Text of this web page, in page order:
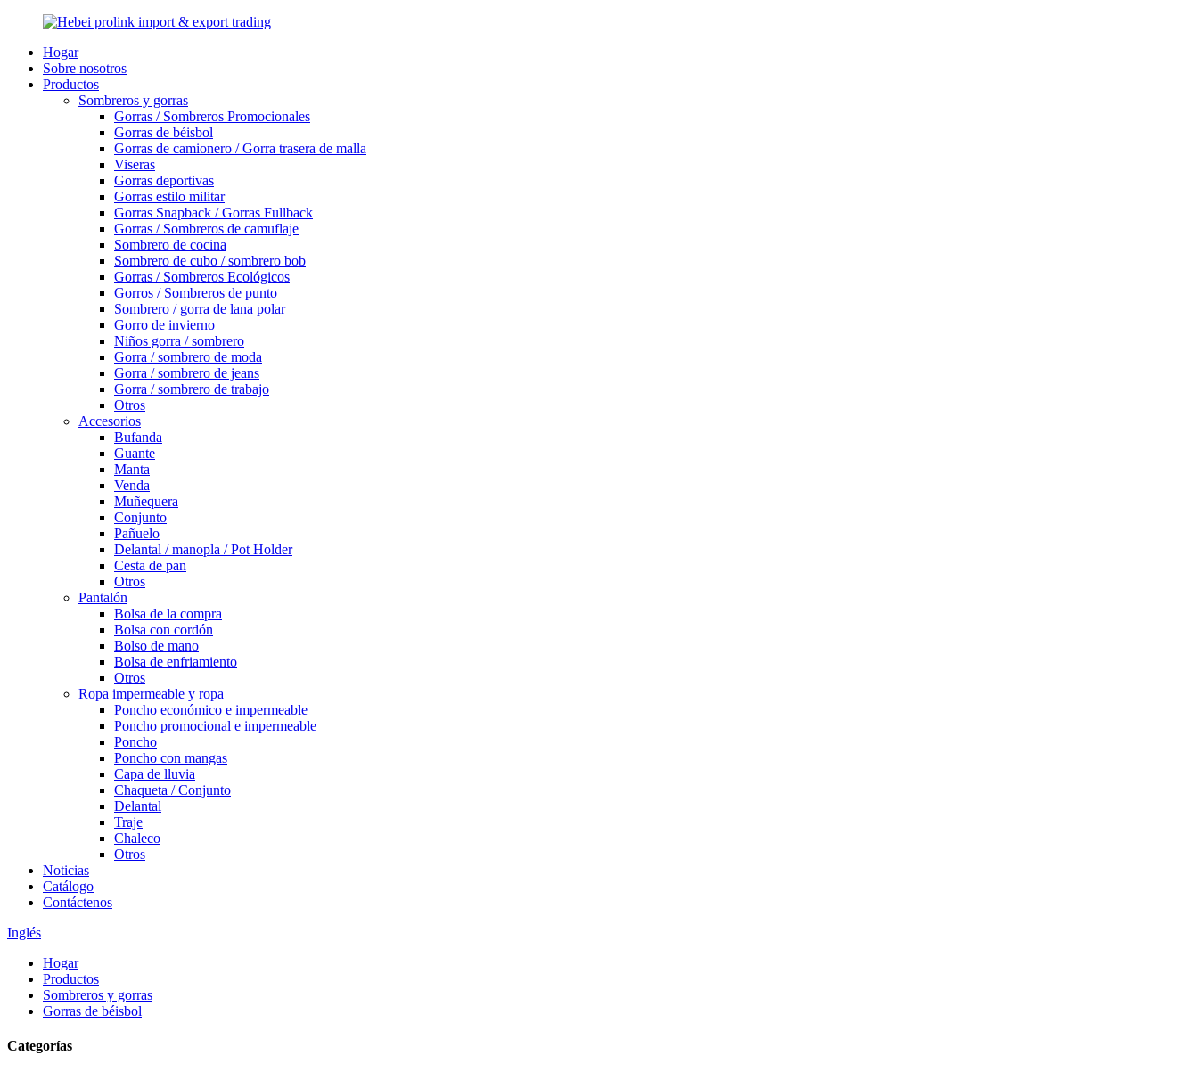
Hogar
Sobre nosotros
Productos
Sombreros y gorras
Gorras / Sombreros Promocionales
Gorras de béisbol
Gorras de camionero / Gorra trasera de malla
Viseras
Gorras deportivas
Gorras estilo militar
Gorras Snapback / Gorras Fullback
Gorras / Sombreros de camuflaje
Sombrero de cocina
Sombrero de cubo / sombrero bob
Gorras / Sombreros Ecológicos
Gorros / Sombreros de punto
Sombrero / gorra de lana polar
Gorro de invierno
Niños gorra / sombrero
Gorra / sombrero de moda
Gorra / sombrero de jeans
Gorra / sombrero de trabajo
Otros
Accesorios
Bufanda
Guante
Manta
Venda
Muñequera
Conjunto
Pañuelo
Delantal / manopla / Pot Holder
Cesta de pan
Otros
Pantalón
Bolsa de la compra
Bolsa con cordón
Bolso de mano
Bolsa de enfriamiento
Otros
Ropa impermeable y ropa
Poncho económico e impermeable
Poncho promocional e impermeable
Poncho
Poncho con mangas
Capa de lluvia
Chaqueta / Conjunto
Delantal
Traje
Chaleco
Otros
Noticias
Catálogo
Contáctenos
Inglés
Hogar
Productos
Sombreros y gorras
Gorras de béisbol
Categorías